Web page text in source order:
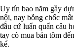
Uy tín bao năm gầy
nội, nay bỗng chốc
đầu cứ luẩn quẩn câu
tay cò mua bán tôm
kể.